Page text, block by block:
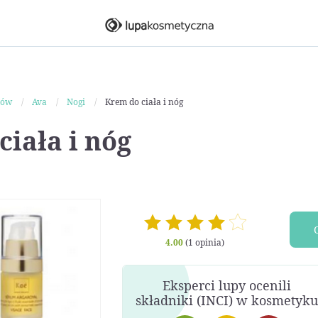
Ava Nogi Krem do ciała i nóg
i nóg
4.00(1 opinia)
Eksperci lupy ocenili
składniki (INCI) w kosmetyku